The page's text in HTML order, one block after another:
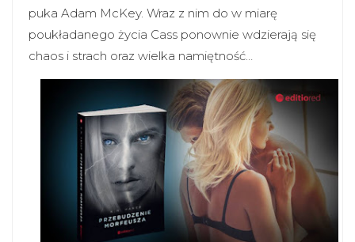
puka Adam McKey. Wraz z nim do w miarę
poukładanego życia Cass ponownie wdzierają się
chaos i strach oraz wielka namiętność…